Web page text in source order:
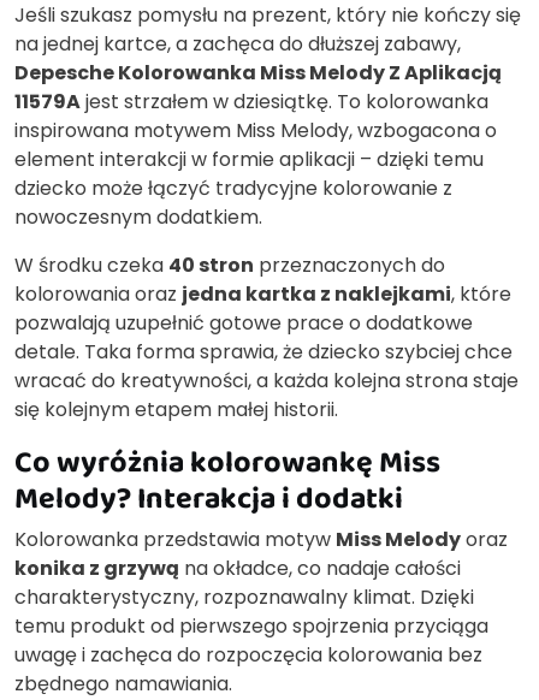
Jeśli szukasz pomysłu na prezent, który nie kończy się
na jednej kartce, a zachęca do dłuższej zabawy,
Depesche Kolorowanka Miss Melody Z Aplikacją
11579Ajest strzałem w dziesiątkę. To kolorowanka
inspirowana motywem Miss Melody, wzbogacona o
element interakcji w formie aplikacji – dzięki temu
dziecko może łączyć tradycyjne kolorowanie z
nowoczesnym dodatkiem.
W środku czeka 40 stron przeznaczonych do
kolorowania oraz jedna kartka z naklejkami, które
pozwalają uzupełnić gotowe prace o dodatkowe
detale. Taka forma sprawia, że dziecko szybciej chce
wracać do kreatywności, a każda kolejna strona staje
się kolejnym etapem małej historii.
Co wyróżnia kolorowankę Miss
Melody? Interakcja i dodatki
Kolorowanka przedstawia motyw Miss Melodyoraz
konika z grzywą na okładce, co nadaje całości
charakterystyczny, rozpoznawalny klimat. Dzięki
temu produkt od pierwszego spojrzenia przyciąga
uwagę i zachęca do rozpoczęcia kolorowania bez
zbędnego namawiania.